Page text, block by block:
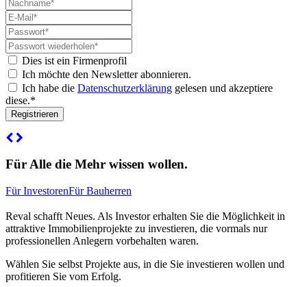
Dies ist ein Firmenprofil
Ich möchte den Newsletter abonnieren.
Ich habe die Datenschutzerklärung gelesen und akzeptiere
diese.*
Für Alle die Mehr wissen wollen.
Für InvestorenFür Bauherren
Reval schafft Neues. Als Investor erhalten Sie die Möglichkeit in
attraktive Immobilienprojekte zu investieren, die vormals nur
professionellen Anlegern vorbehalten waren.
Wählen Sie selbst Projekte aus, in die Sie investieren wollen und
profitieren Sie vom Erfolg.